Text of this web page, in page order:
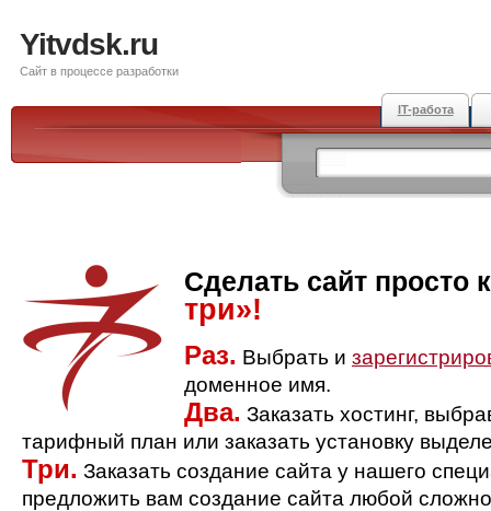
Yitvdsk.ru
Сайт в процессе разработки
IT-работа
Сделать сайт просто
три»!
Раз. Выбрать и
доменное имя.
Два. Заказать хостинг,
тарифный план или заказать установку
Три. Заказать создание сайта у нашего
предложить вам создание сайта любой